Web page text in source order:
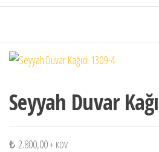
Seyyah Duvar
₺ 2.800,00 + KDV